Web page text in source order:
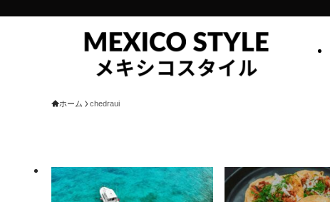
ホーム chedraui